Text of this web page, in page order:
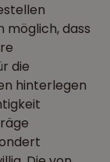
möglich, dass
die
hinterlegen